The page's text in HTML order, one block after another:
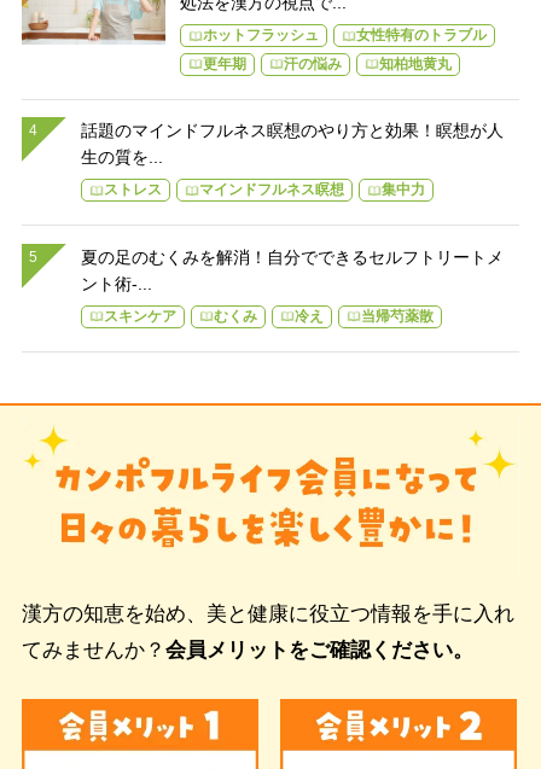
ホットフラッシュ
女性特有のトラブル
更年期
汗の悩み 知柏地黄丸
話題のマインドフルネス瞑想のやり方と効果！瞑想が人
生の質を...
ストレス マインドフルネス瞑想 集中力
夏の足のむくみを解消！自分でできるセルフトリートメ
ント術-...
スキンケア むくみ 冷え 当帰芍薬散
漢方の知恵を始め、美と健康に役立つ情報を手に入れ
てみませんか？ 会員メリットをご確認ください。